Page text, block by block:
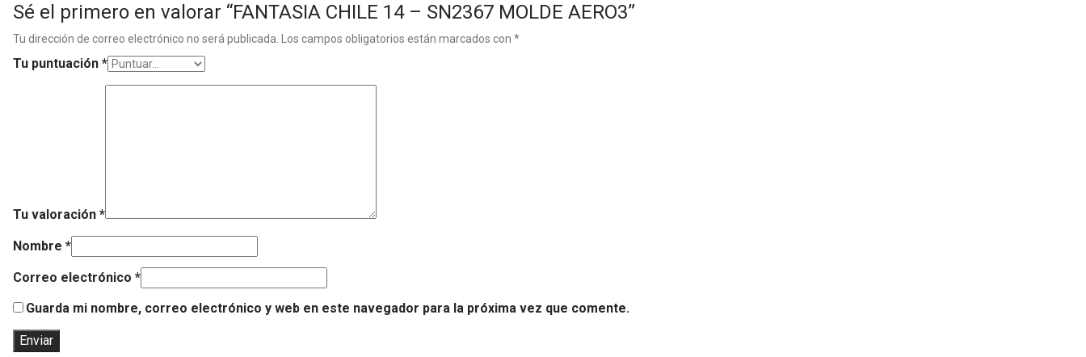
Sé el primero en valorar “FANTASIA CHILE 14 – SN2367 MOLDE AERO3”
Tu dirección de correo electrónico no será publicada. Los campos obligatorios están marcados con *
Tu puntuación *
Tu valoración *
Nombre *
Correo electrónico *
Guarda mi nombre, correo electrónico y web en este navegador para la próxima vez que comente.